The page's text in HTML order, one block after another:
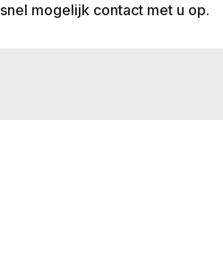
snel mogelijk contact met u op.